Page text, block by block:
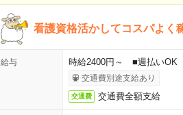
看護資格活かしてコスパよく
給与 時給2400円～ ■週払いOK
交通費別途支給あり
交通費 交通費全額支給